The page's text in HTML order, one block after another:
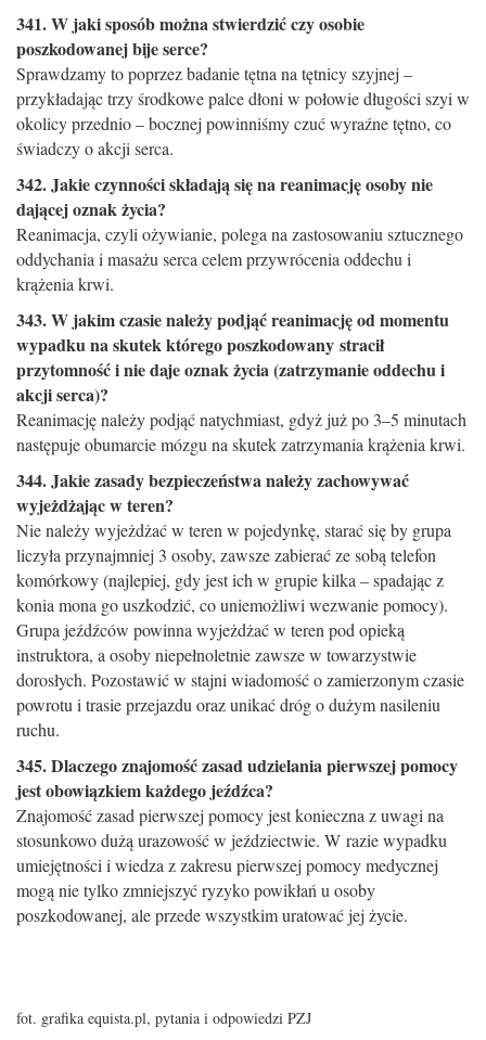
341. W jaki sposób można stwierdzić czy osobie
poszkodowanej bije serce?
Sprawdzamy to poprzez badanie tętna na tętnicy szyjnej –
przykładając trzy środkowe palce dłoni w połowie długości szyi w
okolicy przednio – bocznej powinniśmy czuć wyraźne tętno, co
świadczy o akcji serca.
342. Jakie czynności składają się na reanimację osoby nie
dającej oznak życia?
Reanimacja, czyli ożywianie, polega na zastosowaniu sztucznego
oddychania i masażu serca celem przywrócenia oddechu i
krążenia krwi.
343. W jakim czasie należy podjąć reanimację od momentu
wypadku na skutek którego poszkodowany stracił
przytomność i nie daje oznak życia (zatrzymanie oddechu i
akcji serca)?
Reanimację należy podjąć natychmiast, gdyż już po 3–5 minutach
następuje obumarcie mózgu na skutek zatrzymania krążenia krwi.
344. Jakie zasady bezpieczeństwa należy zachowywać
wyjeżdżając w teren?
Nie należy wyjeżdżać w teren w pojedynkę, starać się by grupa
liczyła przynajmniej 3 osoby, zawsze zabierać ze sobą telefon
komórkowy (najlepiej, gdy jest ich w grupie kilka – spadając z
konia mona go uszkodzić, co uniemożliwi wezwanie pomocy).
Grupa jeźdźców powinna wyjeżdżać w teren pod opieką
instruktora, a osoby niepełnoletnie zawsze w towarzystwie
dorosłych. Pozostawić w stajni wiadomość o zamierzonym czasie
powrotu i trasie przejazdu oraz unikać dróg o dużym nasileniu
ruchu.
345. Dlaczego znajomość zasad udzielania pierwszej pomocy
jest obowiązkiem każdego jeźdźca?
Znajomość zasad pierwszej pomocy jest konieczna z uwagi na
stosunkowo dużą urazowość w jeździectwie. W razie wypadku
umiejętności i wiedza z zakresu pierwszej pomocy medycznej
mogą nie tylko zmniejszyć ryzyko powikłań u osoby
poszkodowanej, ale przede wszystkim uratować jej życie.
fot. grafika equista.pl, pytania i odpowiedzi PZJ